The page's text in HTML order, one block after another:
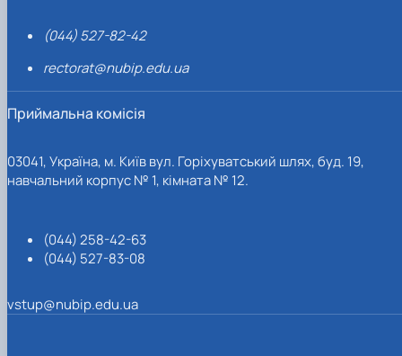
(044) 527-82-42
rectorat@nubip.edu.ua
Приймальна комісія
03041, Україна, м. Київ вул. Горіхуватський шлях, буд. 19,
навчальний корпус № 1, кімната № 12.
(044) 258-42-63
(044) 527-83-08
vstup@nubip.edu.ua